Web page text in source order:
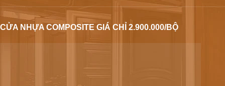
CỬA NHỰA COMPOSITE GIÁ CHỈ 2.900.000/BỘ